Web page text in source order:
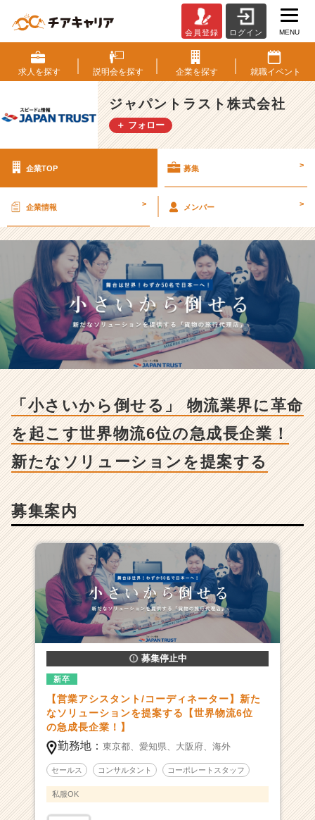
ャ
パ
ン
ト
ラ
ス
会
採
-
「小
さ
か
ら
る」
流
を
起
こ
す
世
界
物
流
6
成
長
企
業！
新
た
会員登録 ログイン MENU
求人を探す 説明会を探す 企業を探す 就職イベント
ジャパントラスト株式会社
＋ フォロー
企業TOP 募集 >
企業情報 > メンバー >
「小さいから倒せる」 物流業界に革命
を起こす世界物流6位の急成長企業！
新たなソリューションを提案する
募集案内
募集停止中
新卒
【営業アシスタント/コーディネーター】新た
なソリューションを提案する【世界物流6位
の急成長企業！】
勤務地： 東京都、 愛知県、 大阪府、 海外
セールス コンサルタント コーポレートスタッフ
私服OK